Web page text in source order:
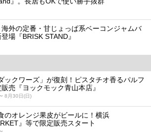
外の定番・甘じょっぱ系ベーコンジャムバ
場『BRISK STAND』
ックワーズ」が復刻！ピスタチオ香るパルフ
売『ヨックモック青山本店』
8月30日(日)
のオレンジ果皮がビールに！横浜
』等で限定販売スタート